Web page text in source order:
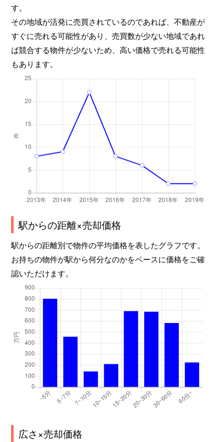
す。
その地域が活発に売買されているのであれば、不動産が
すぐに売れる可能性があり、売買数が少ない地域であれ
ば競合する物件が少ないため、高い価格で売れる可能性
もあります。
駅からの距離×売却価格
駅からの距離別で物件の平均価格を表したグラフです。
お持ちの物件が駅から何分なのかをベースに価格をご確
認いただけます。
広さ×売却価格